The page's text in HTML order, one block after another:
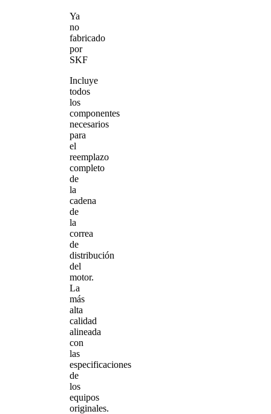
Ya
no
fabricado
por
SKF
Incluye
todos
los
componentes
necesarios
para
el
reemplazo
completo
de
la
cadena
de
la
correa
de
distribución
del
motor.
La
más
alta
calidad
alineada
con
las
especificaciones
de
los
equipos
originales.